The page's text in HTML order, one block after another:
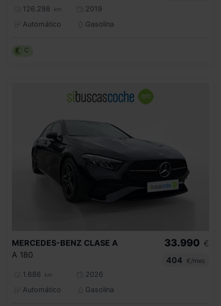
126.298 km
2019
Automático
Gasolina
C
MERCEDES-BENZ CLASE A
A 180
1.686 km
2026
Automático
Gasolina
33.990 €
404
€/mes